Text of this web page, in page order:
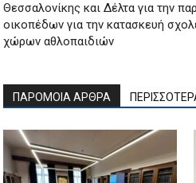
Θεσσαλονίκης και Δέλτα για την
οικοπέδων για την κατασκευή
χώρων αθλοπαιδιών
ΠΑΡΟΜΟΙΑ ΑΡΘΡΑ